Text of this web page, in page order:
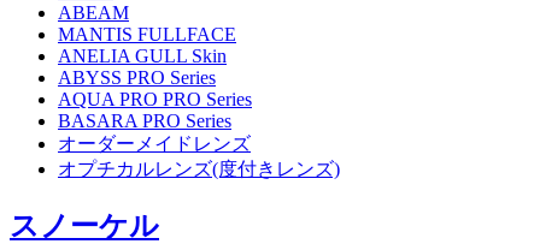
ABEAM
MANTIS FULLFACE
ANELIA GULL Skin
ABYSS PRO Series
AQUA PRO PRO Series
BASARA PRO Series
オーダーメイドレンズ
オプチカルレンズ(度付きレンズ)
スノーケル